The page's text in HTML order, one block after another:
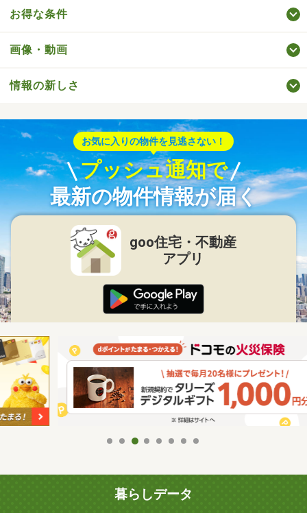
お得な条件
画像・動画
情報の新しさ
お気に入りの物件を見逃さない！
プッシュ通知で
最新の物件情報が届く
goo住宅・不動産
アプリ
暮らしデータ